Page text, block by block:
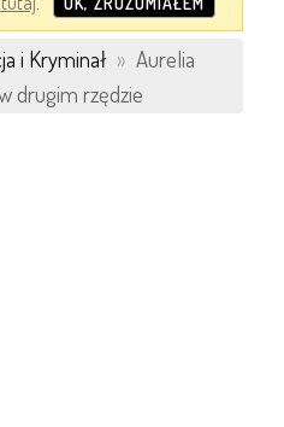
i Kryminał » Aurelia
drugim rzędzie